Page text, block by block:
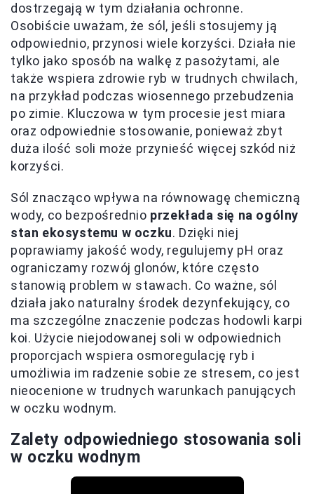
dostrzegają w tym działania ochronne.
Osobiście uważam, że sól, jeśli stosujemy ją
odpowiednio, przynosi wiele korzyści. Działa nie
tylko jako sposób na walkę z pasożytami, ale
także wspiera zdrowie ryb w trudnych chwilach,
na przykład podczas wiosennego przebudzenia
po zimie. Kluczowa w tym procesie jest miara
oraz odpowiednie stosowanie, ponieważ zbyt
duża ilość soli może przynieść więcej szkód niż
korzyści.
Sól znacząco wpływa na równowagę chemiczną
wody, co bezpośrednio przekłada się na ogólny
stan ekosystemu w oczku. Dzięki niej
poprawiamy jakość wody, regulujemy pH oraz
ograniczamy rozwój glonów, które często
stanowią problem w stawach. Co ważne, sól
działa jako naturalny środek dezynfekujący, co
ma szczególne znaczenie podczas hodowli karpi
koi. Użycie niejodowanej soli w odpowiednich
proporcjach wspiera osmoregulację ryb i
umożliwia im radzenie sobie ze stresem, co jest
nieocenione w trudnych warunkach panujących
w oczku wodnym.
Zalety odpowiedniego stosowania soli
w oczku wodnym